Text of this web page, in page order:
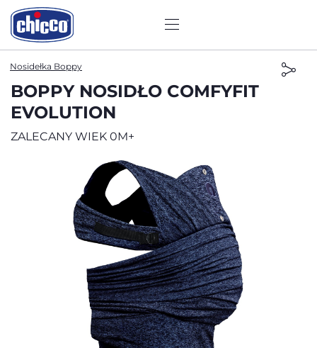
Nosidełka Boppy
BOPPY NOSIDŁO COMFYFIT
EVOLUTION
ZALECANY WIEK 0M+